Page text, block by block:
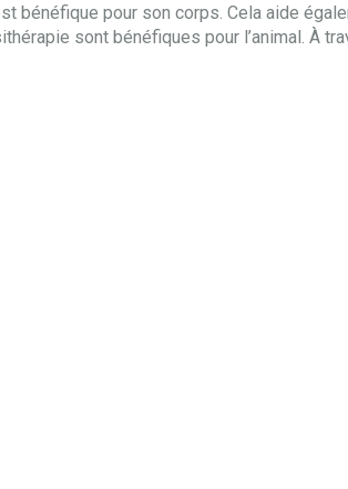
bénéfique pour son corps. Cela aide
sont bénéfiques pour l’animal. À